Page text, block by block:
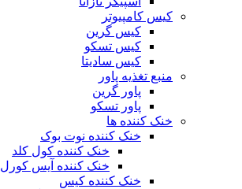
کیس کامپیوتر
کیس گرین
کیس تسکو
کیس سادیتا
منبع تغذیه‌ پاور
پاور گرین
پاور تسکو
خنک کننده ها
خنک کننده نوت بوک
خنک کننده کول کلد
خنک کننده آیس کورل
خنک کننده کیس